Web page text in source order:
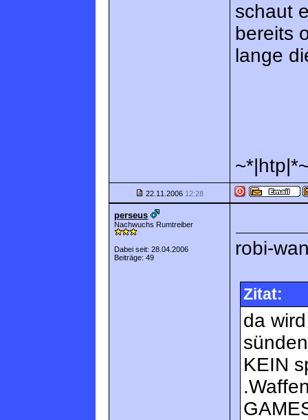
schaut
bereits
lange
22.11.2006 12:28
perseus
Nachwuchs Rumtreiber
Dabei seit: 28.04.2006
Beiträge: 49
robi-
Zitat:
da
KEIN